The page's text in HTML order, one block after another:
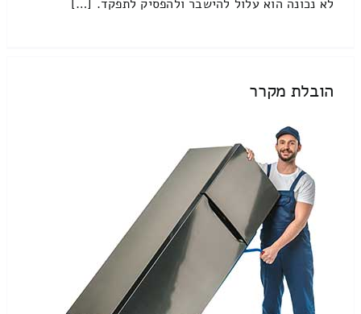
לא נכונה הוא עלול להישבר ולהפסיק לתפקד. […]
הובלת מקרר